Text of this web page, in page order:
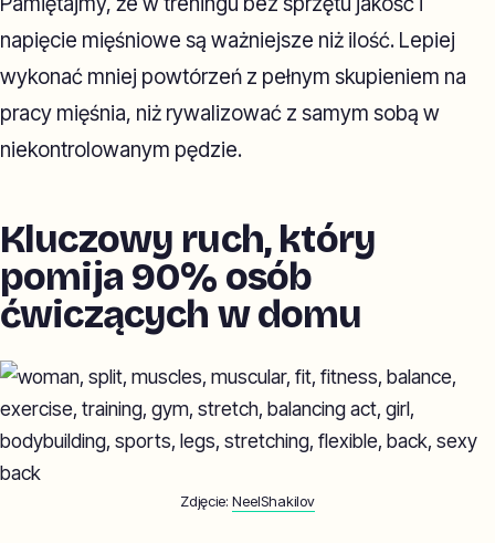
napięcie mięśniowe są ważniejsze niż ilość. Lepiej
wykonać mniej powtórzeń z pełnym skupieniem na
pracy mięśnia, niż rywalizować z samym sobą w
niekontrolowanym pędzie.
Kluczowy ruch, który
pomija 90% osób
ćwiczących w domu
Zdjęcie: NeelShakilov